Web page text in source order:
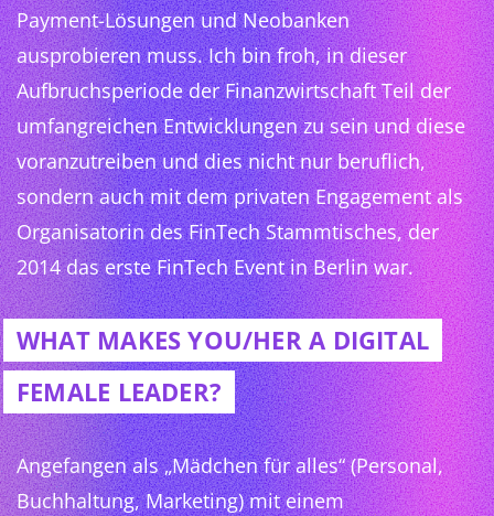
Payment-Lösungen und Neobanken
ausprobieren muss. Ich bin froh, in dieser
Aufbruchsperiode der Finanzwirtschaft Teil der
umfangreichen Entwicklungen zu sein und diese
voranzutreiben und dies nicht nur beruflich,
sondern auch mit dem privaten Engagement als
Organisatorin des FinTech Stammtisches, der
2014 das erste FinTech Event in Berlin war.
WHAT MAKES YOU/HER A DIGITAL
FEMALE LEADER?
Angefangen als „Mädchen für alles“ (Personal,
Buchhaltung, Marketing) mit einem